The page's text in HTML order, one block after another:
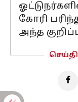
கோரி
அந்த